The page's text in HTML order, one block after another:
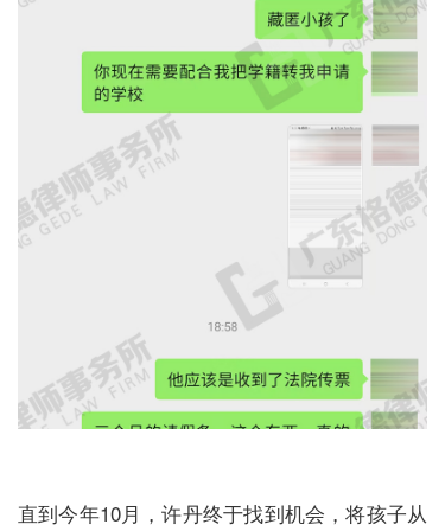
直到今年10月，许丹终于找到机会，将孩子从